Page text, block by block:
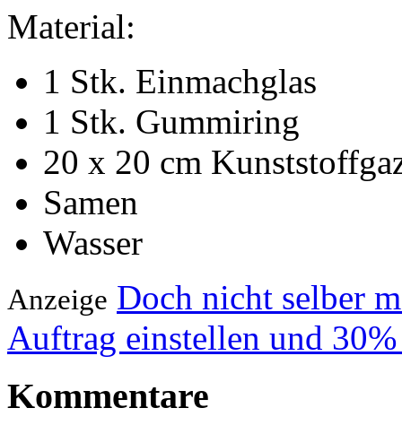
Material:
1 Stk. Einmachglas
1 Stk. Gummiring
20 x 20 cm
Samen
Wasser
Anzeige Doch nicht selber
Auftrag einstellen und
Kommentare